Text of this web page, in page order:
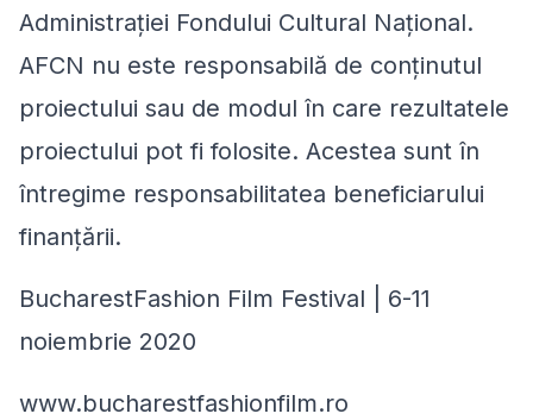
Administrației Fondului Cultural Național.
AFCN nu este responsabilă de conținutul
proiectului sau de modul în care rezultatele
proiectului pot fi folosite. Acestea sunt în
întregime responsabilitatea beneficiarului
finanțării.
BucharestFashion Film Festival | 6-11
noiembrie 2020
www.bucharestfashionfilm.ro